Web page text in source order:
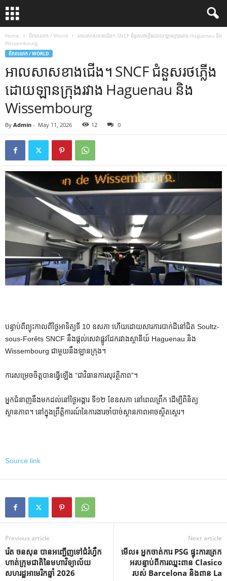
Home ពិភពលោក / World
អាលសាសខាងជើង។ SNCF ជំនួសរថភ្លើងដោយឡានក្រុងរវាង Haguenau និង
Wissembourg
ពិភពលោក / WORLD
អាលសាសខាងជើង។ SNCF ជំនួសរថភ្លើង
ដោយឡានក្រុងរវាង Haguenau និង
Wissembourg
By Admin - May 11, 2026 12 0
បន្ទាប់ពីព្យុះកាលពីថ្ងៃអាទិត្យទី 10 ឧសភា ហើយដោយសារការបាក់ដីនៅជិត Soultz-
sous-Forêts SNCF នឹងផ្តល់សេវាផ្លូវដែករវាងស្ថានីយ៍ Haguenau និង
Wissembourg ជាមួយនឹងឡានក្រុង។
ការសម្រេចចិត្តបានធ្វើឡើង “ជាវិធានការសុវត្ថិភាព”។
អ្នក​ជំនាញ​នឹង​មក​ដល់​នៅ​ថ្ងៃ​អង្គារ ទី​១២ ខែ​ឧសភា នៅ​ពេល​ព្រឹក ដើម្បី​ពិនិត្យ​
ស្ថានភាព។ នៅក្នុងព្រឹត្តិការណ៍នៃការងារចាំបាច់ស្ថានភាពអាចស្ថិតស្ថេរ។
Source link
Previous article
រ៉េត ចនសុន បានអញ្ជើញទៅជំរំហ្វឹក
ហាត់ក្រុមជាតិនៃមហាវិទ្យាល័យ
សហរដ្ឋអាមេរិកឆ្នាំ 2026
Next article
មើល៖ អ្នក​ចាត់​ការ​ PSG ផ្ទុះ​ការ​ត្រេក​
អរ​បន្ទាប់​ពី​ការ​ឈ្នះ​ពាន Clasico
របស់ Barcelona និង​ពាន La